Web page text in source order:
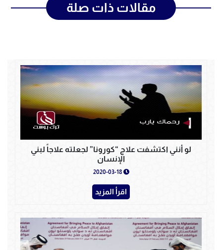
مقالات ذات صلة
لو أنني اكتشفت علاج “كورونا” لجعلته علاجاً لبني
الإنسان
اقرأ المزيد